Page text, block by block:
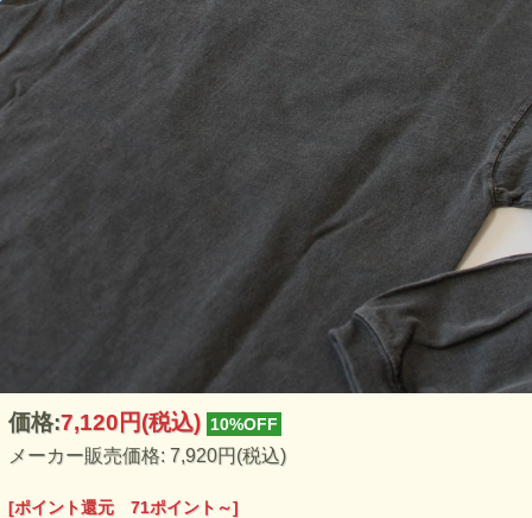
価格:7,120円(税込) 10%OFF
メーカー販売価格: 7,920円(税込)
[ポイント還元 71ポイント～]